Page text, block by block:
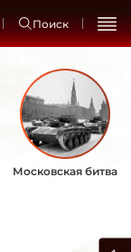
Поиск
Московская битва